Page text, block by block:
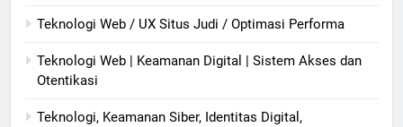
Teknologi Web / UX Situs Judi / Optimasi Performa
Teknologi Web | Keamanan Digital | Sistem Akses dan
Otentikasi
Teknologi, Keamanan Siber, Identitas Digital,